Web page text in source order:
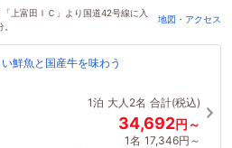
上富田ＩＣ」より国道42号線に入
地図・アクセス
鮮魚と国産牛を味わう
1泊 大人2名 合計(税込)
34,692円～
1名 17,346円～